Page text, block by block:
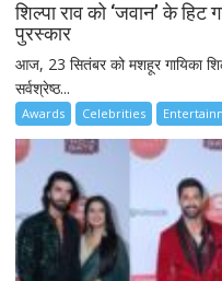
शिल्पा राव को ‘जवान’ के हिट
पुरस्कार
आज, 23 सितंबर को मशहूर गायिका
सर्वश्रेष्ठ...
Awards Celebrities